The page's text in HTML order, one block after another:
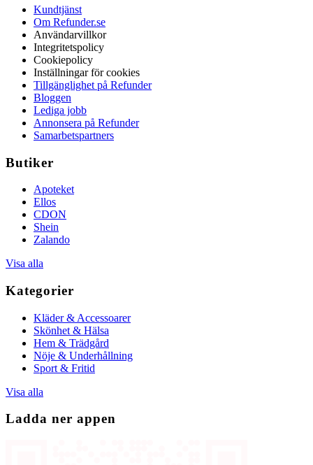
Kundtjänst
Om Refunder.se
Användarvillkor
Integritetspolicy
Cookiepolicy
Inställningar för cookies
Tillgänglighet på Refunder
Bloggen
Lediga jobb
Annonsera på Refunder
Samarbetspartners
Butiker
Apoteket
Ellos
CDON
Shein
Zalando
Visa alla
Kategorier
Kläder & Accessoarer
Skönhet & Hälsa
Hem & Trädgård
Nöje & Underhållning
Sport & Fritid
Visa alla
Ladda ner appen